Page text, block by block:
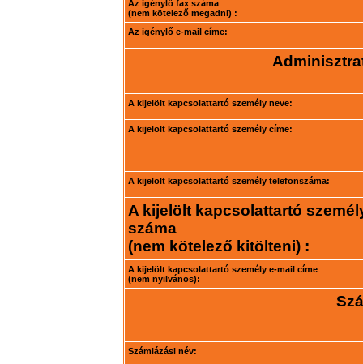
Az igénylő fax száma
(nem kötelező megadni) :
Az igénylő e-mail címe:
A kijelölt kapcsolattartó személy neve:
A kijelölt kapcsolattartó személy címe:
A kijelölt kapcsolattartó személy telefonszáma:
A kijelölt kapcsolattartó
száma
(nem kötelező kitölteni) :
A kijelölt kapcsolattartó személy e-mail címe
(nem nyilvános):
Számlázási név: